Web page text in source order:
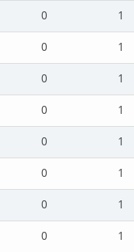
0
1
0
1
0
1
0
1
0
1
0
1
0
1
0
1